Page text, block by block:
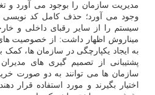
مدیریت سازمان را بوجود می آورد و
وجود می آورد؛ حذف کامل کد
سیستم را از سایر رقبای داخلی و
میناروش اظهار داشت: از خصوصیت
به ایجاد یکپارچگی در سازمان ها،
پشتیبانی از تصمیم گیری های
سازمان ها می توانند به دو صورت
اختیار بگیرند و مورد استفاده قرار